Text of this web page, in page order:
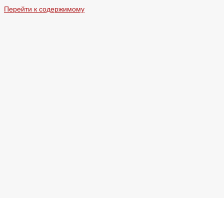
Перейти к содержимому